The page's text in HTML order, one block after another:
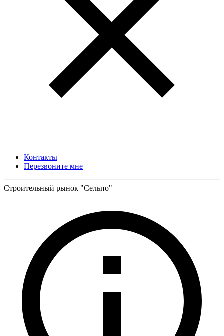
Контакты
Перезвоните мне
Строительный рынок "Сельпо"